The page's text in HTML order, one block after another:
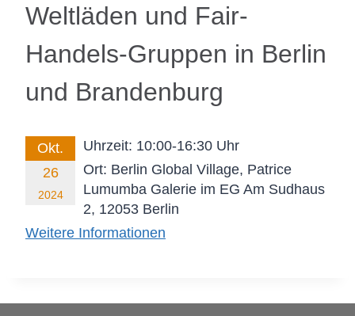
Weltläden und Fair-
Handels-Gruppen in Berlin
und Brandenburg
Okt.
26
2024
Uhrzeit: 10:00-16:30 Uhr
Ort: Berlin Global Village, Patrice
Lumumba Galerie im EG Am Sudhaus
2, 12053 Berlin
Weitere Informationen